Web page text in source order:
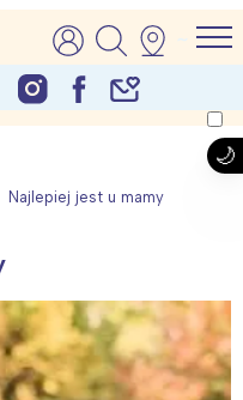
imprezy rodzinne
Najlepiej jest u mamy